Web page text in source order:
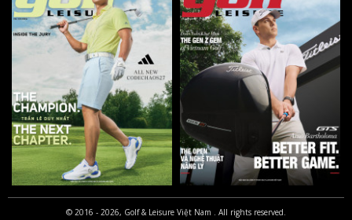
© 2016 - 2026, Golf & Leisure Việt Nam . All rights reserved.